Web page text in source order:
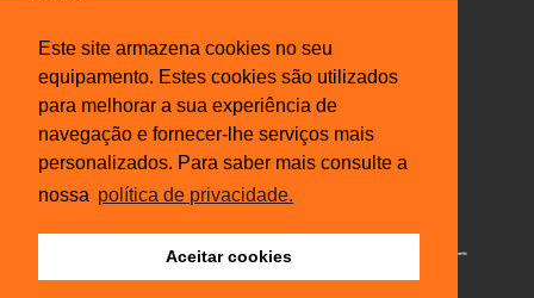
Este site armazena cookies no seu
equipamento. Estes cookies são utilizados
para melhorar a sua experiência de
navegação e fornecer-lhe serviços mais
personalizados. Para saber mais consulte a
nossa política de privacidade.
Aceitar cookies
CONTACTOS
Rua Gonçalo Cristovão, 185 - 6º
4000-269 Porto
Tel: 222 085 009
Fax: 222 085 010
Email: gestao@iberinmo.com